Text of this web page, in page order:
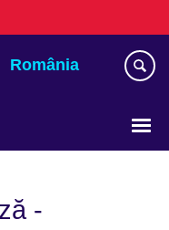
România
-